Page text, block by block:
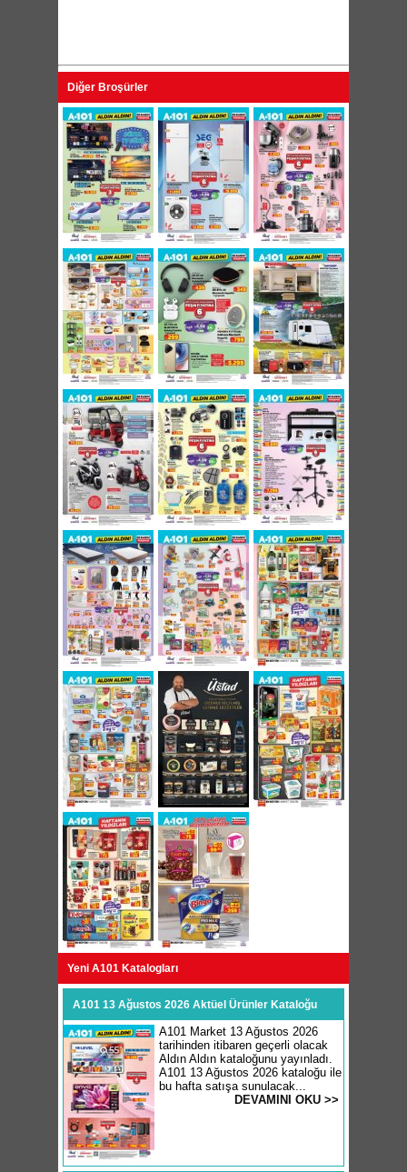
Diğer Broşürler
Yeni A101 Katalogları
A101 13 Ağustos 2026 Aktüel Ürünler Kataloğu
A101 Market 13 Ağustos 2026
tarihinden itibaren geçerli olacak
Aldın Aldın kataloğunu yayınladı.
A101 13 Ağustos 2026 kataloğu ile
bu hafta satışa sunulacak...
DEVAMINI OKU >>